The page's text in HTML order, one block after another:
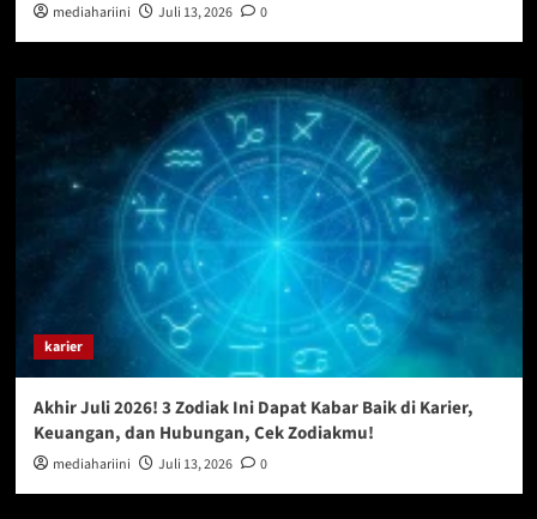
mediahariini Juli 13, 2026 0
karier
Akhir Juli 2026! 3 Zodiak Ini Dapat Kabar Baik di Karier,
Keuangan, dan Hubungan, Cek Zodiakmu!
mediahariini Juli 13, 2026 0